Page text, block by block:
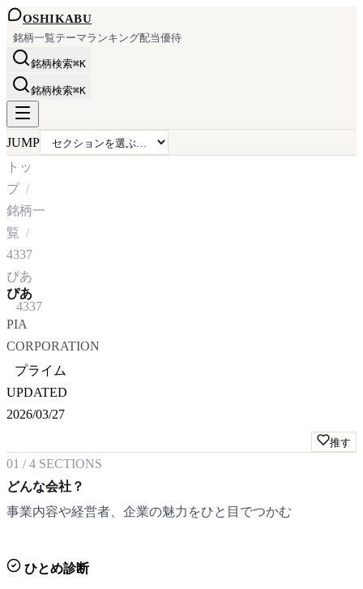
OSHIKABU
銘柄一覧テーマランキング配当優待
銘柄検索⌘K
銘柄検索⌘K
JUMP
トッ
プ
銘柄一
覧
4337
ぴあ
ぴあ
4337
PIA
CORPORATION
プライム
UPDATED
2026/03/27
推す
01 /4 SECTIONS
どんな会社？
事業内容や経営者、企業の魅力をひと目でつかむ
ひとめ診断